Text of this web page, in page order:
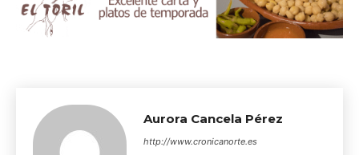
Aurora Cancela Pérez
http://www.cronicanorte.es